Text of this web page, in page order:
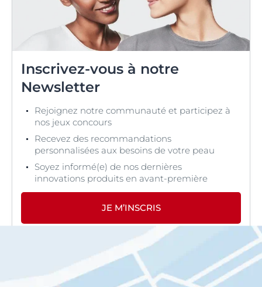
Inscrivez-vous à notre
Newsletter
Rejoignez notre communauté et participez à
nos jeux concours
Recevez des recommandations
personnalisées aux besoins de votre peau
Soyez informé(e) de nos dernières
innovations produits en avant-première
JE M’INSCRIS